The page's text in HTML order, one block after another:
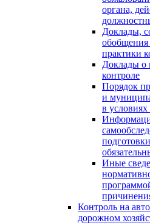
органа,
Доклады,
обобщения
практики
Доклады
контроле
Порядок
и
в
Иные
Контроль на
дорожном